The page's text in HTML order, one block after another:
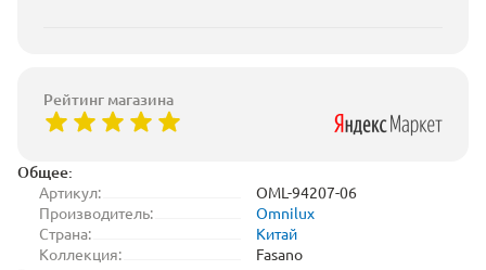
Общее:
Артикул:
OML-94207-06
Производитель:
Omnilux
Страна:
Китай
Коллекция:
Fasano
Рейтинг магазина